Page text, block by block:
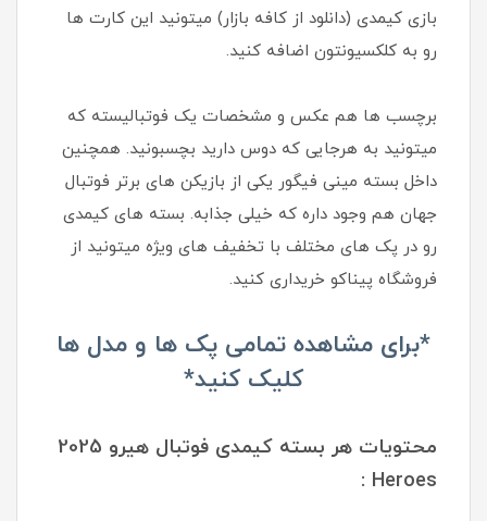
بازی کیمدی (دانلود از کافه بازار) میتونید این کارت ها
رو به کلکسیونتون اضافه کنید.
برچسب ها هم عکس و مشخصات یک فوتبالیسته که
میتونید به هرجایی که دوس دارید بچسبونید. همچنین
داخل بسته مینی فیگور یکی از بازیکن های برتر فوتبال
جهان هم وجود داره که خیلی جذابه. بسته های کیمدی
رو در پک های مختلف با تخفیف های ویژه میتونید از
فروشگاه پیناکو خریداری کنید.
*برای مشاهده تمامی پک ها و مدل ها
کلیک کنید*
محتویات هر بسته کیمدی فوتبال هیرو 2025
Heroes :